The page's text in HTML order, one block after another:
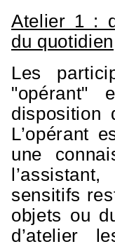
Atelier 1 :
du quotidien
Les
"opérant"
disposition
L’opérant
une
sensitifs
objets ou
d’atelier